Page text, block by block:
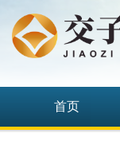
首页